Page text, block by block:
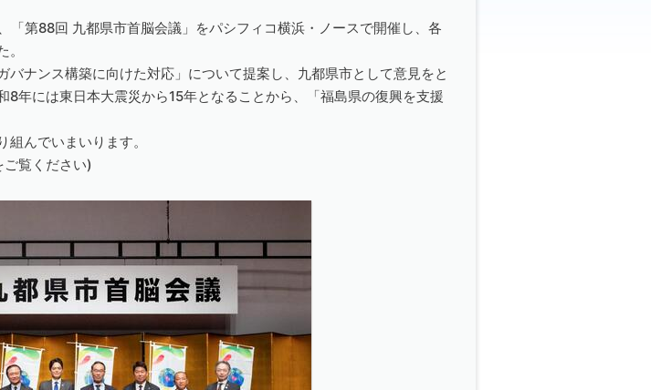
第88回 九都県市首脳会議」をパシフィコ横浜・ノースで開催し、各
ナンス構築に向けた対応」について提案し、九都県市として意見をと
年には東日本大震災から15年となることから、「福島県の復興を支援
んでいまいります。
ご覧ください)